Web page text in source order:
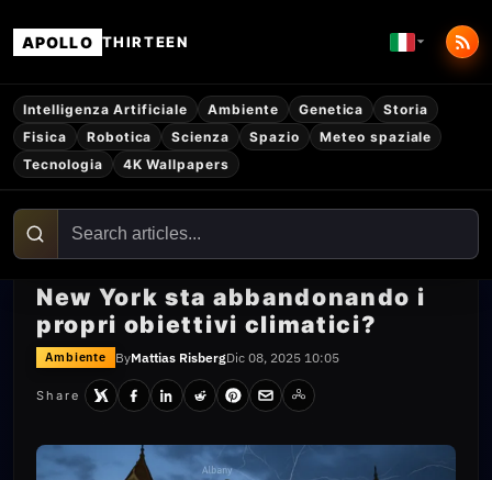
APOLLO THIRTEEN
Intelligenza Artificiale Ambiente Genetica
Storia
Fisica
Robotica Scienza Spazio
Meteo spaziale
Tecnologia
4K Wallpapers
New York sta abbandonando i
propri obiettivi climatici?
Ambiente ByMattias RisbergDic 08, 2025 10:05
Share